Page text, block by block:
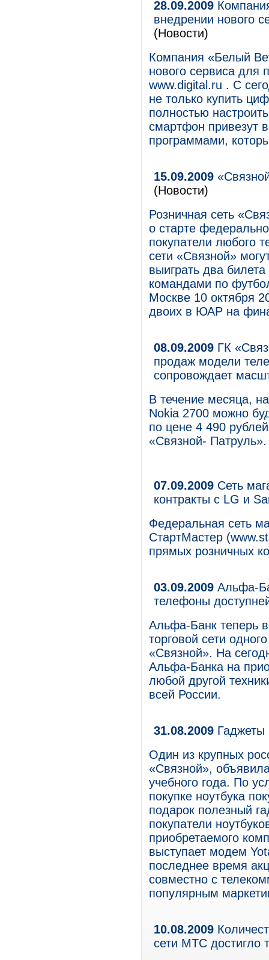
28.09.2009
внедрении нового
(Новости)
Компания «Белый
нового сервиса для
www.digital.ru . С
не только купить
полностью
смартфон привезут
программами,
15.09.2009
(Новости)
Розничная сеть
о старте
покупатели любого
сети «Связной»
выиграть два
командами по
Москве 10 октября
двоих в ЮАР на
08.09.2009 ГК
продаж модели
сопровождает
В течение месяца,
Nokia 2700 можно
по цене 4 490
«Связной- Патруль».
07.09.2009 Сеть
контракты с LG и
Федеральная сеть
СтартМастер
прямых розничных
03.09.2009 Альфа-
телефоны
Альфа-Банк теперь
торговой сети
«Связной». На
Альфа-Банка на
любой другой
всей России.
31.08.2009
Один из крупных
«Связной»,
учебного года. По
покупке ноутбука
подарок полезный
покупатели
приобретаемого
выступает модем
последнее время
совместно с
популярным
10.08.2009
сети МТС достигло